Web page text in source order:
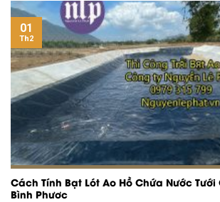
Cách Tính Bạt Lót Ao Hồ Chứa Nước Tưới
Bình Phươc
01
Th2